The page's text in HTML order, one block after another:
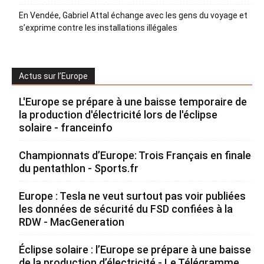
En Vendée, Gabriel Attal échange avec les gens du voyage et
s’exprime contre les installations illégales
Actus sur l’Europe
L'Europe se prépare à une baisse temporaire de
la production d'électricité lors de l'éclipse
solaire - franceinfo
Championnats d’Europe: Trois Français en finale
du pentathlon - Sports.fr
Europe : Tesla ne veut surtout pas voir publiées
les données de sécurité du FSD confiées à la
RDW - MacGeneration
Éclipse solaire : l’Europe se prépare à une baisse